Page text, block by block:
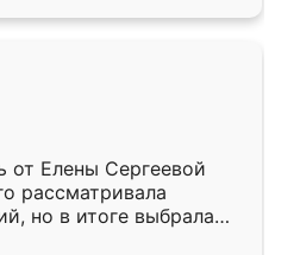
Качеством осталась
так, как и ожидала.
от Елены Сергеевой
рассматривала
но в итоге выбрала
условия, потом